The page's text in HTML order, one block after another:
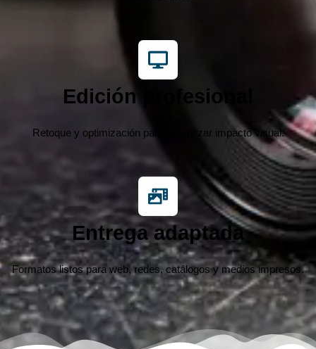
Edición profesional
Retoque y optimización para garantizar impacto visual.
Entrega adaptada
Formatos listos para web, redes, catálogos y medios impresos.